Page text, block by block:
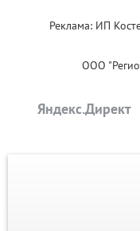
Реклама: ИП
ООО
Яндекс.Директ